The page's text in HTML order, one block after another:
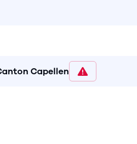
Capellen